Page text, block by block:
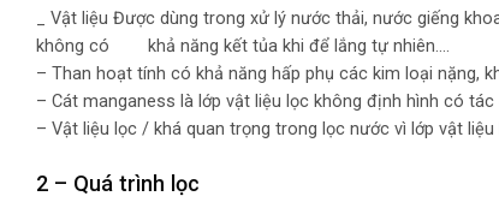
_ Vật liệu Được dùng trong xử lý nước thải, nước giếng
không có khả năng kết tủa khi để lắng tự nhiên….
– Than hoạt tính có khả năng hấp phụ các kim loại nặng,
– Cát manganess là lớp vật liệu lọc không định hình có tác
– Vật liệu lọc / khá quan trọng trong lọc nước vì lớp vật
2 – Quá trình lọc